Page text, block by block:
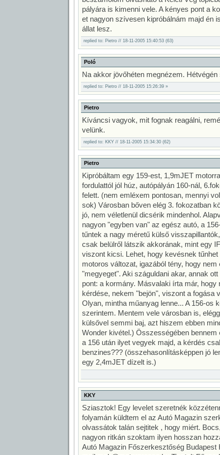
pályára is kimenni vele. A kényes pont a
et nagyon szívesen kipróbálnám majd én
állat lesz.
replied to: Pietro // 18-11-2005 15:40:53 (63)
Poló
Na akkor jövőhéten megnézem.
replied to: Pietro // 18-11-2005 15:26:39 »
Pietro
Kíváncsi vagyok, mit fognak reagálni,
velünk.
replied to: KKY // 18-11-2005 15:34:30 (62)
Pietro
Kipróbáltam egy 159-est, 1,9mJET
fordulattól jól húz, autópályán 160-nál,
felett. (nem emléxem pontosan, mennyi
sok) Városban bőven elég 3. fokozatban
jó, nem véletlenül dicsérik mindenhol.
nagyon "egyben van" az egész autó, a
tűntek a nagy méretű külső
csak belülről látszik akkorának, mint egy
viszont kicsi. Lehet, hogy kevésnek
motoros változat, igazából tény, hogy nem
"megyeget". Aki száguldani akar, annak
pont: a kormány. Másvalaki írta már,
kérdése, nekem "bejön", viszont a fogása
Olyan, mintha műanyag lenne... A 156-os
szerintem. Mentem vele városban is,
külsővel semmi baj, azt hiszem ebben
Wonder kivétel.) Összességében
a 156 után ilyet vegyek majd, a kérdés
benzines??? (összehasonlításképpen jó
egy 2,4mJET dízelt is.)
KKY
Sziasztok! Egy levelet szeretnék
folyamán küldtem el az Autó Magazin
olvassátok talán sejtitek , hogy miért.
nagyon ritkán szoktam ilyen hosszan
Autó Magazin Főszerkesztőség Budapest